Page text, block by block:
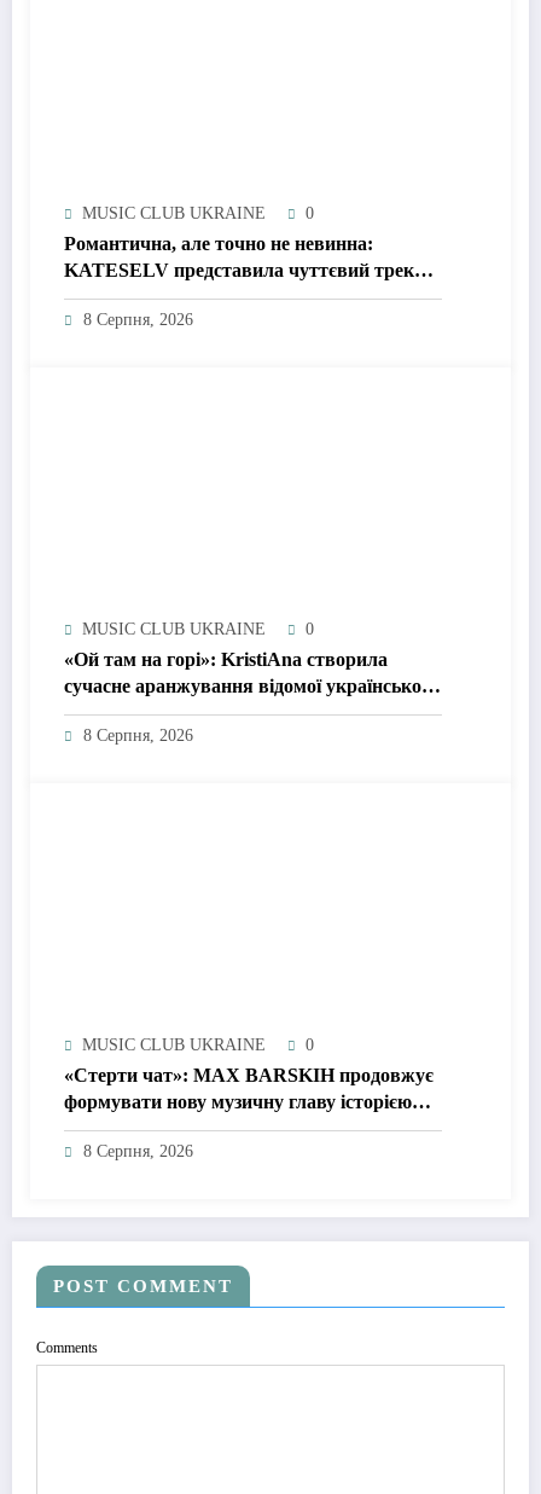
MUSIC CLUB UKRAINE 0
Романтична, але точно не невинна:
KATESELV представила чуттєвий трек
«Love Supplier»
8 Серпня, 2026
MUSIC CLUB UKRAINE 0
«Ой там на горі»: KristiAna створила
сучасне аранжування відомої української
народної пісні
8 Серпня, 2026
MUSIC CLUB UKRAINE 0
«Стерти чат»: MAX BARSKIH продовжує
формувати нову музичну главу історією
про сучасне кохання
8 Серпня, 2026
POST COMMENT
Comments